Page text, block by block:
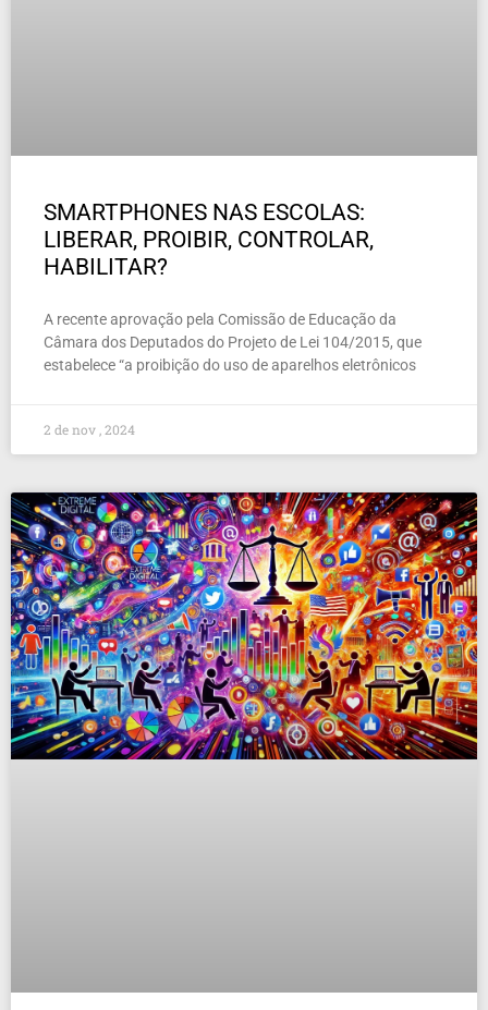
SMARTPHONES NAS ESCOLAS:
LIBERAR, PROIBIR, CONTROLAR,
HABILITAR?
A recente aprovação pela Comissão de Educação da
Câmara dos Deputados do Projeto de Lei 104/2015, que
estabelece “a proibição do uso de aparelhos eletrônicos
2 de nov , 2024